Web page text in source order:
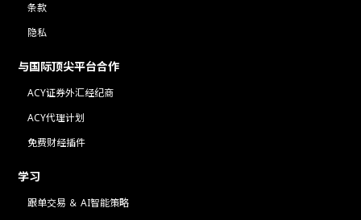
条款
隐私
与国际顶尖平台合作
ACY证券外汇经纪商
ACY代理计划
免费财经插件
学习
跟单交易 ＆ AI智能策略